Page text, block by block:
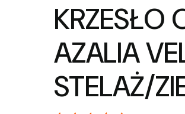
KRZESŁO
AZALIA
STELAŻ/